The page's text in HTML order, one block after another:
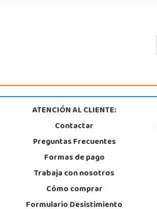
ATENCIÓN AL CLIENTE:
Contactar
Preguntas Frecuentes
Formas de pago
Trabaja con nosotros
Cómo comprar
Formulario Desistimiento